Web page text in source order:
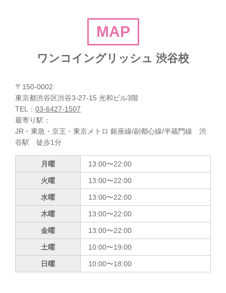
MAP
ワンコイングリッシュ 渋谷校
〒150-0002
東京都渋谷区渋谷3-27-15 光和ビル3階
TEL： 03-6427-1507
最寄り駅：
JR・東急・京王・東京メトロ 銀座線/副都心線/半蔵門線 渋
谷駅 徒歩1分
月曜 13:00〜22:00
火曜 13:00〜22:00
水曜 13:00〜22:00
木曜 13:00〜22:00
金曜 13:00〜22:00
土曜 10:00〜19:00
日曜 10:00〜18:00